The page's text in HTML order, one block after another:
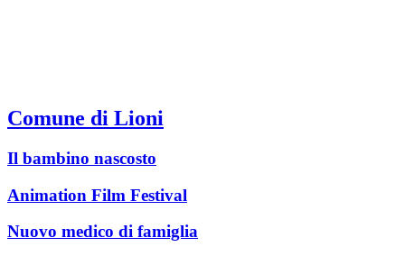
Comune di Lioni
Il bambino nascosto
Animation Film Festival
Nuovo medico di famiglia